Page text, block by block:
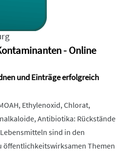
- Online
und Einträge erfolgreich
Ethylenoxid, Chlorat,
Antibiotika: Rückstände
sind in den
öffentlichkeitswirksamen Themen